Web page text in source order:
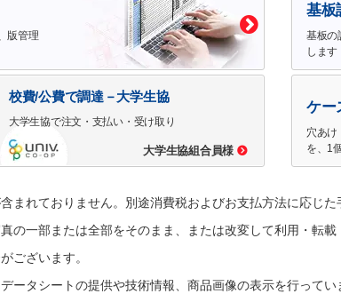
版管理
校費/公費で調達－大学生協
大学生協で注文・支払い・受け取り
大学生協組合員様
基板
基板の
します
ケー
穴あけ
を、1
れておりません。別途消費税およびお支払方法に応じた
一部または全部をそのまま、または改変して利用・転載
ございます。
タシートの提供や技術情報、商品画像の表示を行ってい